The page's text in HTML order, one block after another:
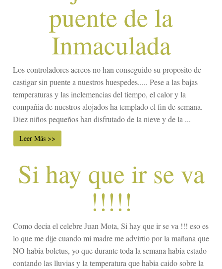
puente de la
Inmaculada
Los controladores aereos no han conseguido su proposito de
castigar sin puente a nuestros huespedes..... Pese a las bajas
temperaturas y las inclemencias del tiempo, el calor y la
compañia de nuestros alojados ha templado el fin de semana.
Diez niños pequeños han disfrutado de la nieve y de la ...
Leer Más >>
Si hay que ir se va
!!!!!
Como decia el celebre Juan Mota, Si hay que ir se va !!! eso es
lo que me dije cuando mi madre me advirtio por la mañana que
NO habia boletus, yo que durante toda la semana habia estado
contando las lluvias y la temperatura que habia caido sobre la